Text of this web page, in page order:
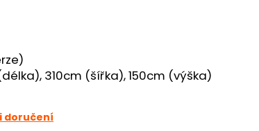
310cm (šířka), 150cm (výška)
doručení